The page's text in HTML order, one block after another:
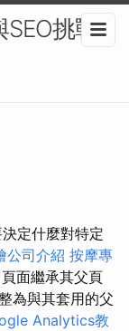
挑戰-
定什麼對特定
公司介紹 按摩專
頁面繼承其父頁
為與其套用的父
Analytics教